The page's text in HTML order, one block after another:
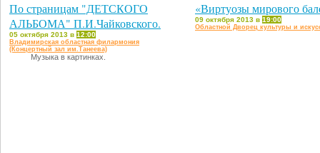
По страницам "ДЕТСКОГО
АЛЬБОМА" П.И.Чайковского.
05 октября 2013 в 12:00
Владимирская областная филармония
(Концертный зал им.Танеева)
Музыка в картинках.
«Виртуозы мирового
09 октября 2013 в 19:00
Областной Дворец культуры и